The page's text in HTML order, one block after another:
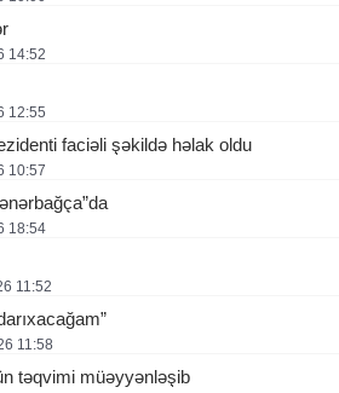
14:52
12:55
faciəli şəkildə həlak oldu
10:57
18:54
11:52
11:58
təqvimi müəyyənləşib